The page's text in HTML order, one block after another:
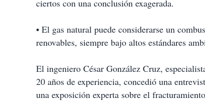
ciertos con una conclusión exagerada.
• El gas natural puede considerarse un
renovables, siempre bajo altos estándares
El ingeniero César González Cruz,
20 años de experiencia, concedió una
una exposición experta sobre el